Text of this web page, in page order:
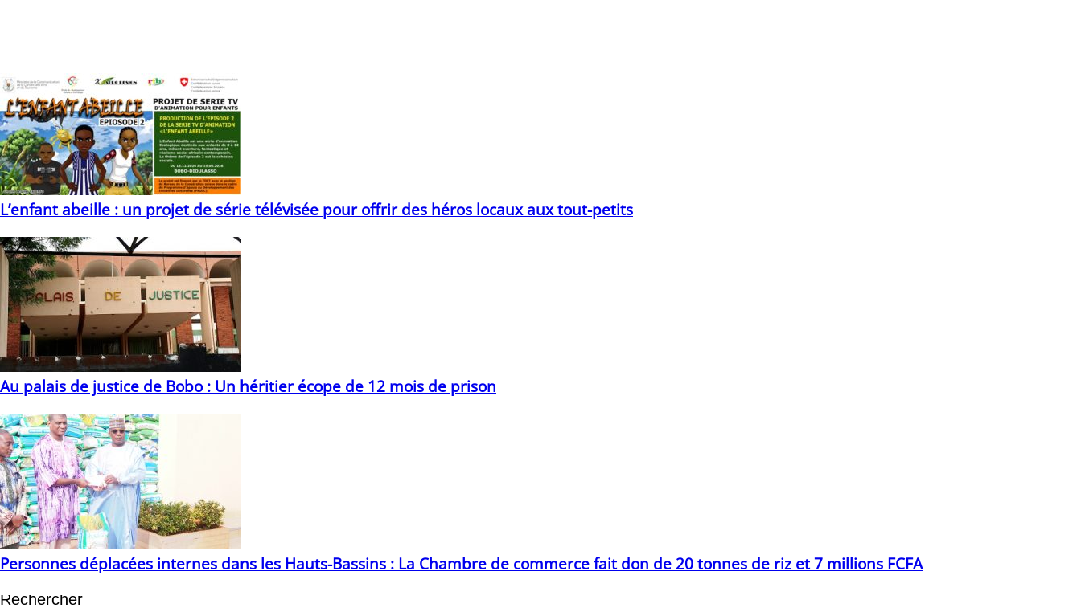
L’enfant abeille : un projet de série télévisée pour offrir des héros locaux aux tout-petits
Au palais de justice de Bobo : Un héritier écope de 12 mois de prison
Personnes déplacées internes dans les Hauts-Bassins : La Chambre de commerce fait don de 20 tonnes de riz et 7 millions FCFA